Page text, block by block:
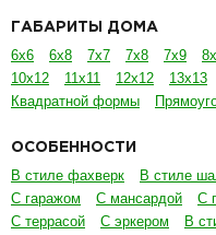
ГАБАРИТЫ ДОМА
6х6 6х8 7х7 7х8 7х9
10х12
11х11 12х12 13х13
Квадратной формы
ОСОБЕННОСТИ
В стиле фахверк В стиле
С гаражом
С мансардой
С
С террасой
С эркером
В